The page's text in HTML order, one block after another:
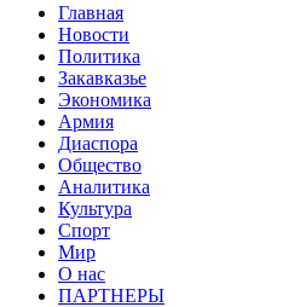
Главная
Новости
Политика
Закавказье
Экономика
Армия
Диаспора
Общество
Аналитика
Культура
Спорт
Мир
О нас
ПАРТНЕРЫ